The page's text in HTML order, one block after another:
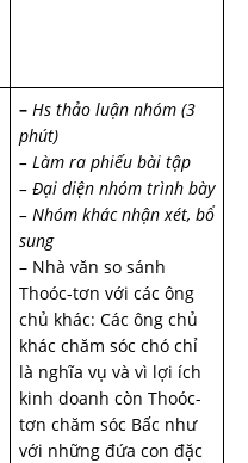
– Hs thảo luận nhóm (3
phút)
– Làm ra phiếu bài tập
– Đại diện nhóm trình bày
– Nhóm khác nhận xét, bổ
sung
– Nhà văn so sánh
Thoóc-tơn với các ông
chủ khác: Các ông chủ
khác chăm sóc chó chỉ
là nghĩa vụ và vì lợi ích
kinh doanh còn Thoóc-
tơn chăm sóc Bấc như
với những đứa con đặc